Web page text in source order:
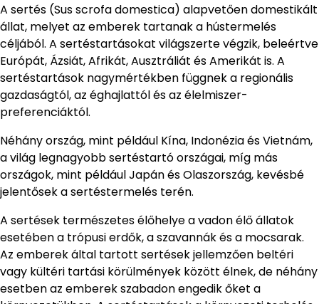
A sertés (Sus scrofa domestica) alapvetően domestikált
állat, melyet az emberek tartanak a hústermelés
céljából. A sertéstartásokat világszerte végzik, beleértve
Európát, Ázsiát, Afrikát, Ausztráliát és Amerikát is. A
sertéstartások nagymértékben függnek a regionális
gazdaságtól, az éghajlattól és az élelmiszer-
preferenciáktól.
Néhány ország, mint például Kína, Indonézia és Vietnám,
a világ legnagyobb sertéstartó országai, míg más
országok, mint például Japán és Olaszország, kevésbé
jelentősek a sertéstermelés terén.
A sertések természetes élőhelye a vadon élő állatok
esetében a trópusi erdők, a szavannák és a mocsarak.
Az emberek által tartott sertések jellemzően beltéri
vagy kültéri tartási körülmények között élnek, de néhány
esetben az emberek szabadon engedik őket a